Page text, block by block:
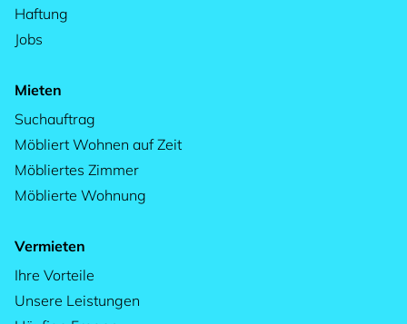
Haftung
Jobs
Mieten
Suchauftrag
Möbliert Wohnen auf Zeit
Möbliertes Zimmer
Möblierte Wohnung
Vermieten
Ihre Vorteile
Unsere Leistungen